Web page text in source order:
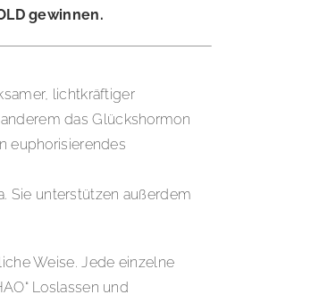
gewinnen.
lichtkräftiger
das Glückshormon
euphorisierendes
Sie unterstützen außerdem
Weise. Jede einzelne
Loslassen und